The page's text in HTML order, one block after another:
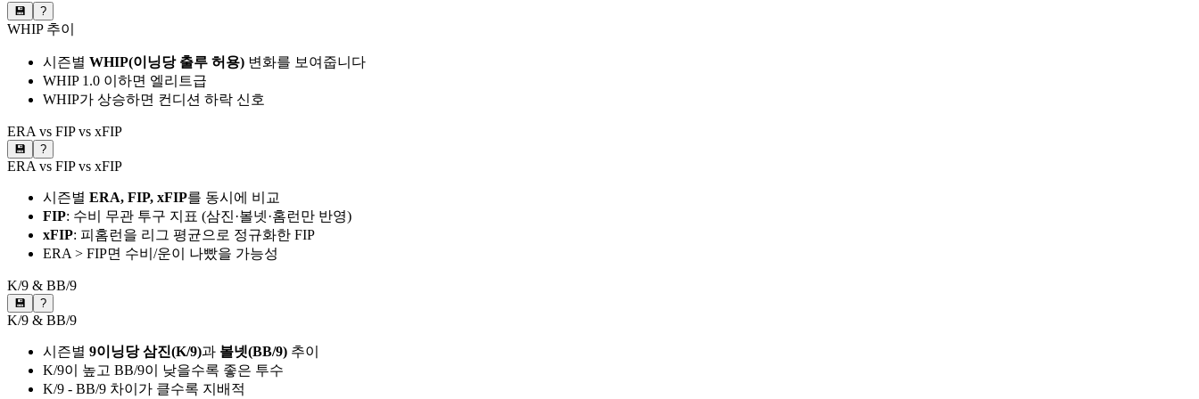
💾 ?
WHIP 추이
시즌별 WHIP(이닝당 출루 허용) 변화를 보여줍니다
WHIP 1.0 이하면 엘리트급
WHIP가 상승하면 컨디션 하락 신호
ERA vs FIP vs xFIP
💾 ?
ERA vs FIP vs xFIP
시즌별 ERA, FIP, xFIP를 동시에 비교
FIP: 수비 무관 투구 지표 (삼진·볼넷·홈런만 반영)
xFIP: 피홈런을 리그 평균으로 정규화한 FIP
ERA > FIP면 수비/운이 나빴을 가능성
K/9 & BB/9
💾 ?
K/9 & BB/9
시즌별 9이닝당 삼진(K/9)과 볼넷(BB/9) 추이
K/9이 높고 BB/9이 낮을수록 좋은 투수
K/9 - BB/9 차이가 클수록 지배적